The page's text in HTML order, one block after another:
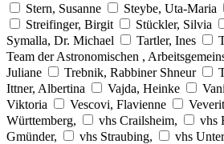
Stern, Susanne
Steybe, Uta-Maria
Streifinger, Birgit
Stückler, Silvia
Symalla, Dr. Michael
Tartler, Ines
Team der Astronomischen ,
Juliane
Trebnik, Rabbiner Shneur
Ittner, Albertina
Vajda, Heinke
Viktoria
Vescovi, Flavienne
Württemberg,
vhs Crailsheim, vhs
Gmünder,
vhs Straubing, vhs